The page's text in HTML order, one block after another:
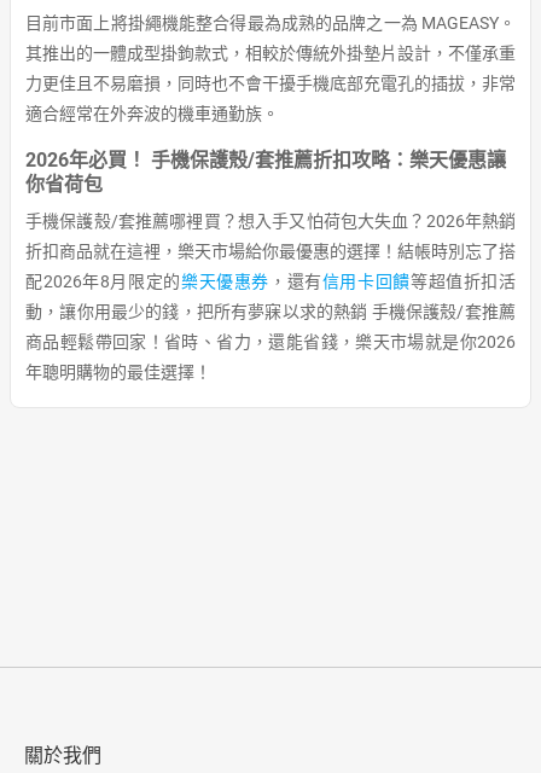
目前市面上將掛繩機能整合得最為成熟的品牌之一為 MAGEASY。
其推出的一體成型掛鉤款式，相較於傳統外掛墊片設計，不僅承重
力更佳且不易磨損，同時也不會干擾手機底部充電孔的插拔，非常
適合經常在外奔波的機車通勤族。
2026年必買！ 手機保護殼/套推薦折扣攻略：樂天優惠讓
你省荷包
手機保護殼/套推薦哪裡買？想入手又怕荷包大失血？2026年熱銷
折扣商品就在這裡，樂天市場給你最優惠的選擇！結帳時別忘了搭
配2026年8月限定的樂天優惠券 ，還有信用卡回饋等超值折扣活
動，讓你用最少的錢，把所有夢寐以求的熱銷 手機保護殼/套推薦
商品輕鬆帶回家！省時、省力，還能省錢，樂天市場就是你2026
年聰明購物的最佳選擇！
關於我們